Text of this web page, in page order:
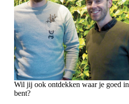
Wil jij ook ontdekken waar je goed in
bent?